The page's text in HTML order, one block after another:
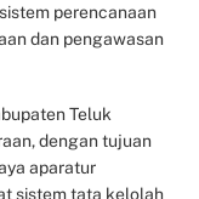
perencanaan
dan pengawasan
Teluk
dengan tujuan
aparatur
sistem tata kelolah